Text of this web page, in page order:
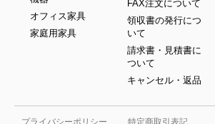
プライバシーポリシー 特定商取引表記
オフィス家具
家庭用家具
FAX注文について
領収書の発行につ
いて
請求書・見積書に
ついて
キャンセル・返品